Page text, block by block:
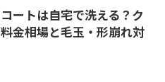
ートは自宅で洗える？ク
金相場と毛玉・形崩れ対